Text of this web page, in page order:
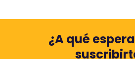
¿A qué